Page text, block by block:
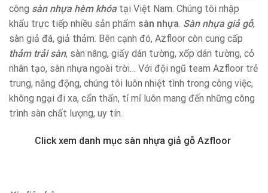
công sàn nhựa hèm khóa tại Việt Nam. Chúng tôi nhập
khẩu trực tiếp nhiều sản phẩm sàn nhựa Sàn nhựa giả gỗ,
sàn giả đá, giả thảm. Bên cạnh đó, Azfloor còn cung cấp
thảm trải sàn, sàn nâng, giấy dán tường, xốp dán tường, cỏ
nhân tạo, sàn nhựa ngoài trời… Với đội ngũ team Azfloor trẻ
trung, năng động, chúng tôi luôn nhiệt tình trong công việc,
không ngại đi xa, cẩn thẩn, tỉ mỉ luôn mang đến những công
trình sàn chất lượng, uy tín.
Click xem danh mục sàn nhựa giả gỗ Azfloor